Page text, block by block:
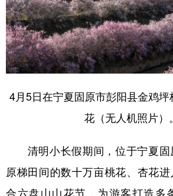
4月5日在宁夏固原市彭阳县金鸡
花（无人机照片）。
清明小长假期间，位于宁夏固
原梯田间的数十万亩桃花、杏花
合六盘山山花节，为游客打造多